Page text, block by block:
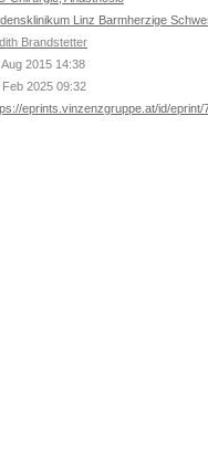
Linz Barmherzige
Brandstetter
Aug 2015 14:38
Feb 2025 09:32
eprints.vinzenzgruppe.at/id/eprint/